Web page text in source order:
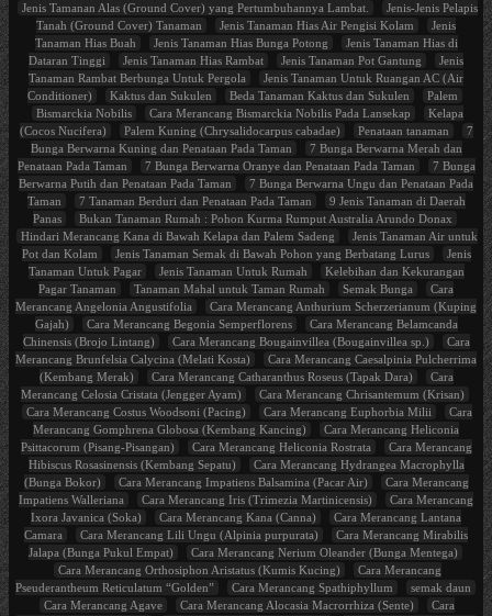
Jenis Tamanan Alas (Ground Cover) yang Pertumbuhannya Lambat.
Jenis-Jenis Pelapis
Tanah (Ground Cover) Tanaman
Jenis Tanaman Hias Air Pengisi Kolam
Jenis
Tanaman Hias Buah
Jenis Tanaman Hias Bunga Potong
Jenis Tanaman Hias di
Dataran Tinggi
Jenis Tanaman Hias Rambat Jenis Tanaman Pot Gantung
Jenis
Tanaman Rambat Berbunga Untuk Pergola
Jenis Tanaman Untuk Ruangan AC (Air
Conditioner)
Kaktus dan Sukulen Beda Tanaman Kaktus dan Sukulen
Palem
Bismarckia Nobilis
Cara Merancang Bismarckia Nobilis Pada Lansekap
Kelapa
(Cocos Nucifera)
Palem Kuning (Chrysalidocarpus cabadae) Penataan tanaman
7
Bunga Berwarna Kuning dan Penataan Pada Taman
7 Bunga Berwarna Merah dan
Penataan Pada Taman
7 Bunga Berwarna Oranye dan Penataan Pada Taman
7 Bunga
Berwarna Putih dan Penataan Pada Taman
7 Bunga Berwarna Ungu dan Penataan Pada
Taman
7 Tanaman Berduri dan Penataan Pada Taman
9 Jenis Tanaman di Daerah
Panas
Bukan Tanaman Rumah : Pohon Kurma Rumput Australia Arundo Donax
Hindari Merancang Kana di Bawah Kelapa dan Palem Sadeng
Jenis Tanaman Air untuk
Pot dan Kolam
Jenis Tanaman Semak di Bawah Pohon yang Berbatang Lurus
Jenis
Tanaman Untuk Pagar
Jenis Tanaman Untuk Rumah
Kelebihan dan Kekurangan
Pagar Tanaman
Tanaman Mahal untuk Taman Rumah Semak Bunga
Cara
Merancang Angelonia Angustifolia
Cara Merancang Anthurium Scherzerianum (Kuping
Gajah)
Cara Merancang Begonia Semperflorens
Cara Merancang Belamcanda
Chinensis (Brojo Lintang)
Cara Merancang Bougainvillea (Bougainvillea sp.)
Cara
Merancang Brunfelsia Calycina (Melati Kosta)
Cara Merancang Caesalpinia Pulcherrima
(Kembang Merak)
Cara Merancang Catharanthus Roseus (Tapak Dara)
Cara
Merancang Celosia Cristata (Jengger Ayam)
Cara Merancang Chrisantemum (Krisan)
Cara Merancang Costus Woodsoni (Pacing)
Cara Merancang Euphorbia Milii
Cara
Merancang Gomphrena Globosa (Kembang Kancing)
Cara Merancang Heliconia
Psittacorum (Pisang-Pisangan)
Cara Merancang Heliconia Rostrata
Cara Merancang
Hibiscus Rosasinensis (Kembang Sepatu)
Cara Merancang Hydrangea Macrophylla
(Bunga Bokor)
Cara Merancang Impatiens Balsamina (Pacar Air)
Cara Merancang
Impatiens Walleriana
Cara Merancang Iris (Trimezia Martinicensis)
Cara Merancang
Ixora Javanica (Soka)
Cara Merancang Kana (Canna)
Cara Merancang Lantana
Camara
Cara Merancang Lili Ungu (Alpinia purpurata)
Cara Merancang Mirabilis
Jalapa (Bunga Pukul Empat)
Cara Merancang Nerium Oleander (Bunga Mentega)
Cara Merancang Orthosiphon Aristatus (Kumis Kucing)
Cara Merancang
Pseuderantheum Reticulatum “Golden”
Cara Merancang Spathiphyllum
semak daun
Cara Merancang Agave
Cara Merancang Alocasia Macrorrhiza (Sente) Cara